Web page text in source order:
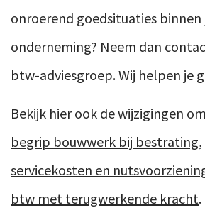
onroerend goedsituaties binnen
onderneming? Neem dan
btw-adviesgroep. Wij helpen je
Bekijk hier ook de wijzigingen
begrip bouwwerk bij bestrating,
servicekosten en
btw met terugwerkende kracht.